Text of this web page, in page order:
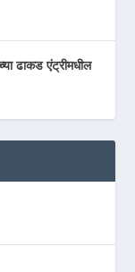
ढाकड एंट्रीमधील